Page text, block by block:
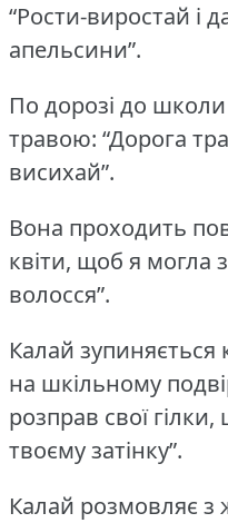
“Рости-виростай і
апельсини”.
По дорозі до
травою: “Дорога
висихай”.
Вона проходить
квіти, щоб я могла
волосся”.
Калай
на шкільному
розправ свої
твоєму затінку”.
Калай розмовляє